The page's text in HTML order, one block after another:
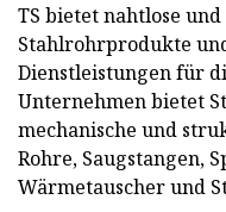
TS bietet nahtlose
Stahlrohrprodukte
Dienstleistungen für
Unternehmen bietet
mechanische und
Rohre, Saugstangen,
Wärmetauscher und